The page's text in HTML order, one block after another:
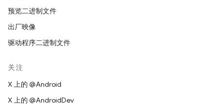
预览二进制文件
出厂映像
驱动程序二进制文件
关注
X 上的 @Android
X 上的 @AndroidDev